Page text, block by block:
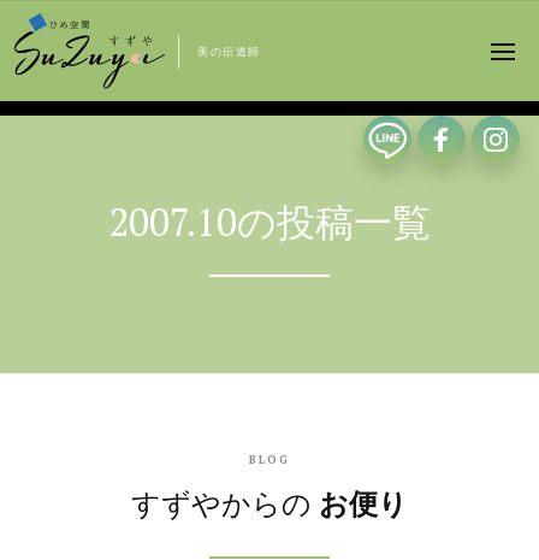
美の伝道師
2007.10の投稿一覧
BLOG
すずやからの お便り